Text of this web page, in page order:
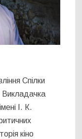
Спілки
Викладачка
І. К.
кіно